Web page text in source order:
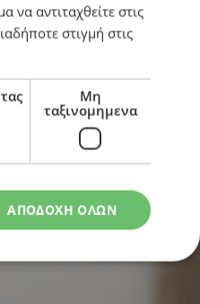
να αντιταχθείτε στις
στιγμή στις
Μη
ταξινομημενα
ΑΠΟΔΟΧΗ ΟΛΩΝ